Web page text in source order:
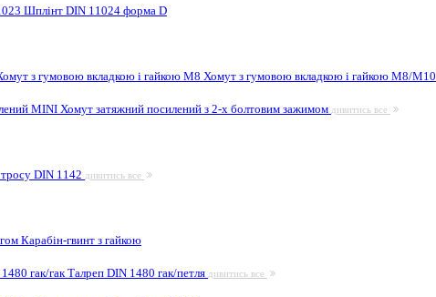
Шплінт DIN 11024 форма D
з гумовою вкладкою і гайкою M8 Хомут з гумовою вкладкою і гайкою М8/M10
MINIХомут затяжний посилений з 2-х болтовим зажимом дивитись все
DIN 1142 дивитись все
Карабін-гвинт з гайкою
гак/гакТалреп DIN 1480 гак/петля дивитись все